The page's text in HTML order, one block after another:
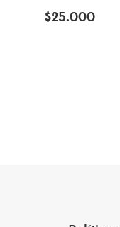
$25.000